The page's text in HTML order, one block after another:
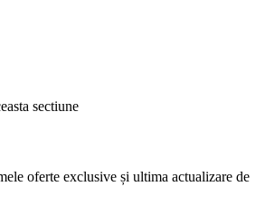
sectiune
oferte exclusive și ultima actualizare de